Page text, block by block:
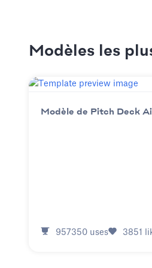
Modèles les
Modèle de Pitch Deck
957350 uses 3851